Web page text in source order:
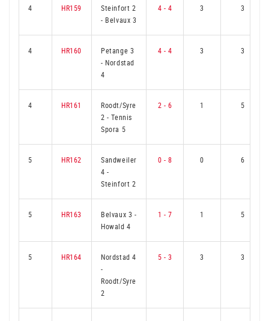
4 HR159
Steinfort 2
- Belvaux 3
4 - 4 3 3
4 HR160
Petange 3
- Nordstad
4
4 - 4 3 3
4 HR161
Roodt/Syre
2-Tennis
Spora 5
2 - 6 1 5
5 HR162
Sandweiler
4-
Steinfort 2
0 - 8 0 6
5 HR163 Belvaux 3 -
Howald 4
1 - 7 1 5
5 HR164
Nordstad 4
-
Roodt/Syre
2
5 - 3 3 3